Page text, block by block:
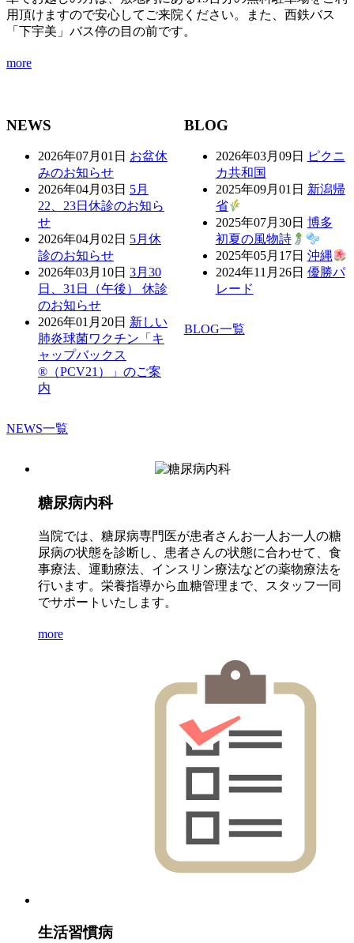
用頂けますので安心してご来院ください。また、西鉄バス
「下宇美」バス停の目の前です。
more
NEWS
2026年07月01日 お盆休
みのお知らせ
2026年04月03日 5月
22、23日休診のお知ら
せ
2026年04月02日 5月休
診のお知らせ
2026年03月10日 3月30
日、31日（午後） 休診
のお知らせ
2026年01月20日 新しい
肺炎球菌ワクチン「キ
ャップバックス
®（PCV21）」のご案
内
NEWS一覧
BLOG
2026年03月09日
ピクニ
カ共和国
2025年09月01日 新潟帰
省
2025年07月30日 博多
初夏の風物詩
2025年05月17日 沖縄
2024年11月26日 優勝パ
レード
BLOG一覧
糖尿病内科
当院では、糖尿病専門医が患者さんお一人お一人の糖
尿病の状態を診断し、患者さんの状態に合わせて、食
事療法、運動療法、インスリン療法などの薬物療法を
行います。栄養指導から血糖管理まで、スタッフ一同
でサポートいたします。
more
生活習慣病